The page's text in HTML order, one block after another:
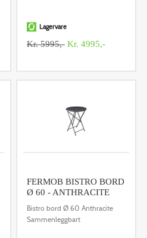
Lagervare
Kr. 5995,-Kr. 4995,-
FERMOB BISTRO BORD
Ø 60 - ANTHRACITE
Bistro bord Ø 60 Anthracite
Sammenleggbart